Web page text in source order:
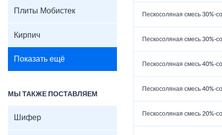
Плиты Мобистек
Кирпич
Показать ещё
МЫ ТАКЖЕ ПОСТАВЛЯЕМ
Шифер
Пескосоляная смесь 30%-
Пескосоляная смесь 30%-
Пескосоляная смесь 40%-
Пескосоляная смесь 40%-
Пескосоляная смесь 20%-